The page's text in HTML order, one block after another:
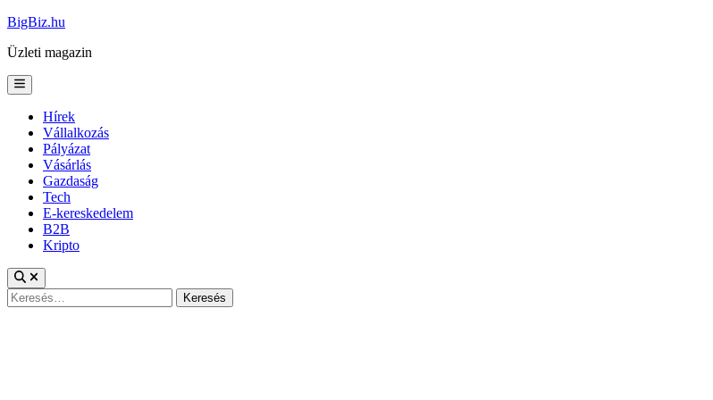
Skip
content
BigBiz.hu
Üzleti magazin
Main
Menu
Hírek
Vállalkozás
Pályázat
Vásárlás
Gazdaság
Tech
E-kereskedelem
B2B
Kripto
Keresés: